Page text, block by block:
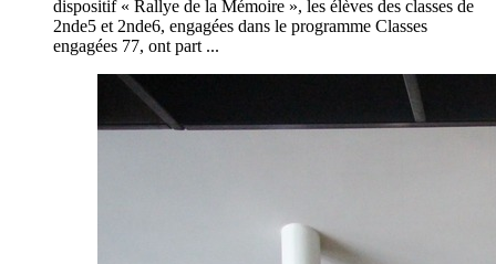
dispositif « Rallye de la Mémoire », les élèves des classes de
2nde5 et 2nde6, engagées dans le programme Classes
engagées 77, ont part ...